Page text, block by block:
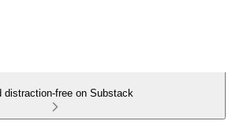
distraction-free on Substack